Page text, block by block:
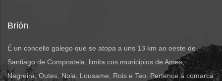
Brión
É un concello galego que se atopa a uns 13 km ao oeste de
Santiago de Compostela, limita cos municipios de Ames,
Negreira, Outes, Noia, Lousame, Rois e Teo. Pertence á comarca